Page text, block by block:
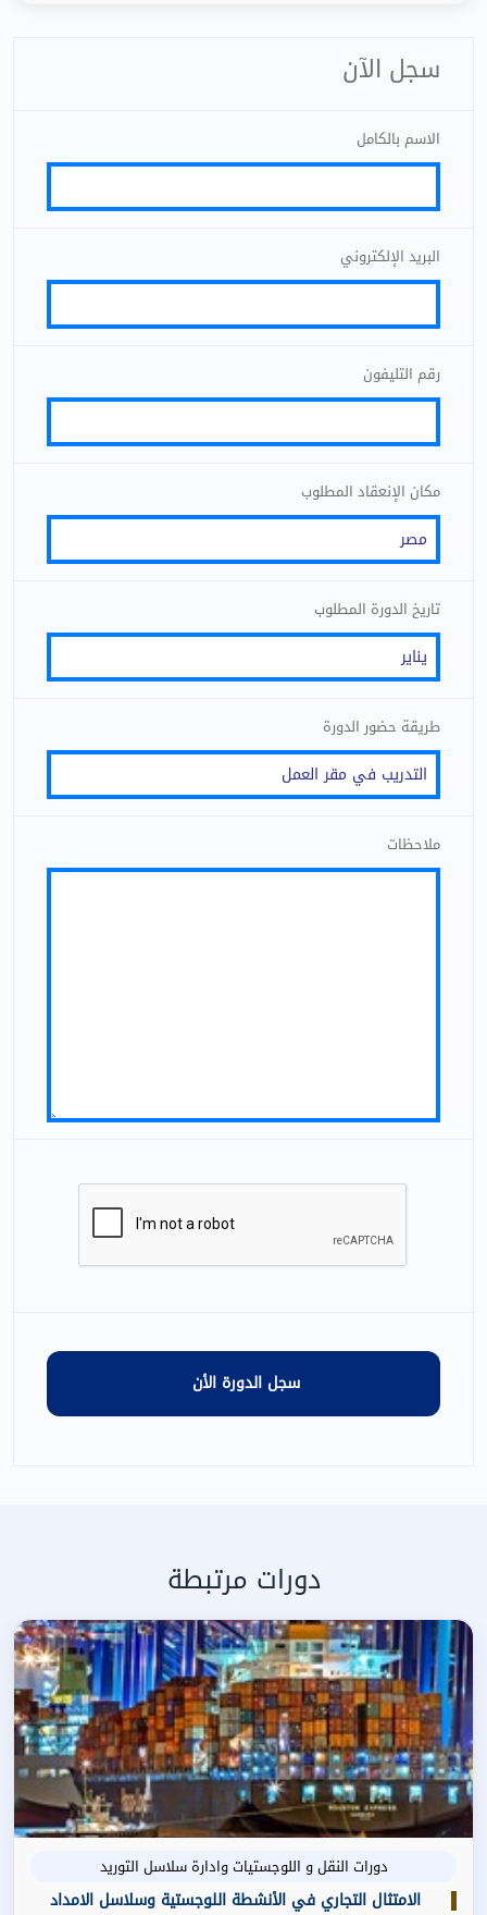
سجل الآن
الاسم بالكامل
البريد الإلكتروني
رقم التليفون
مكان الإنعقاد المطلوب
تاريخ الدورة المطلوب
طريقة حضور الدورة
ملاحظات
دورات مرتبطة
دورات النقل و اللوجستيات وادارة سلاسل التوريد
الامتثال التجاري في الأنشطة اللوجستية وسلاسل الامداد